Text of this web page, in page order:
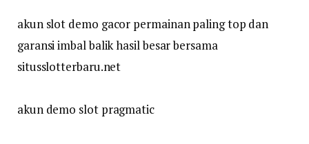
akun slot demo gacor permainan paling top dan
garansi imbal balik hasil besar bersama
situsslotterbaru.net
akun demo slot pragmatic